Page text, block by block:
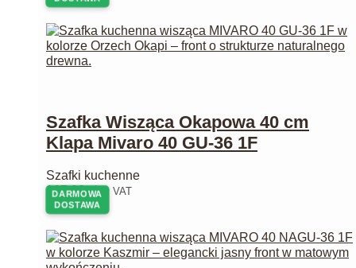
DARMOWA
DOSTAWA
Szafka Wisząca Okapowa 40 cm
Klapa Mivaro 40 GU-36 1F
Szafki kuchenne
167,00zł z VAT